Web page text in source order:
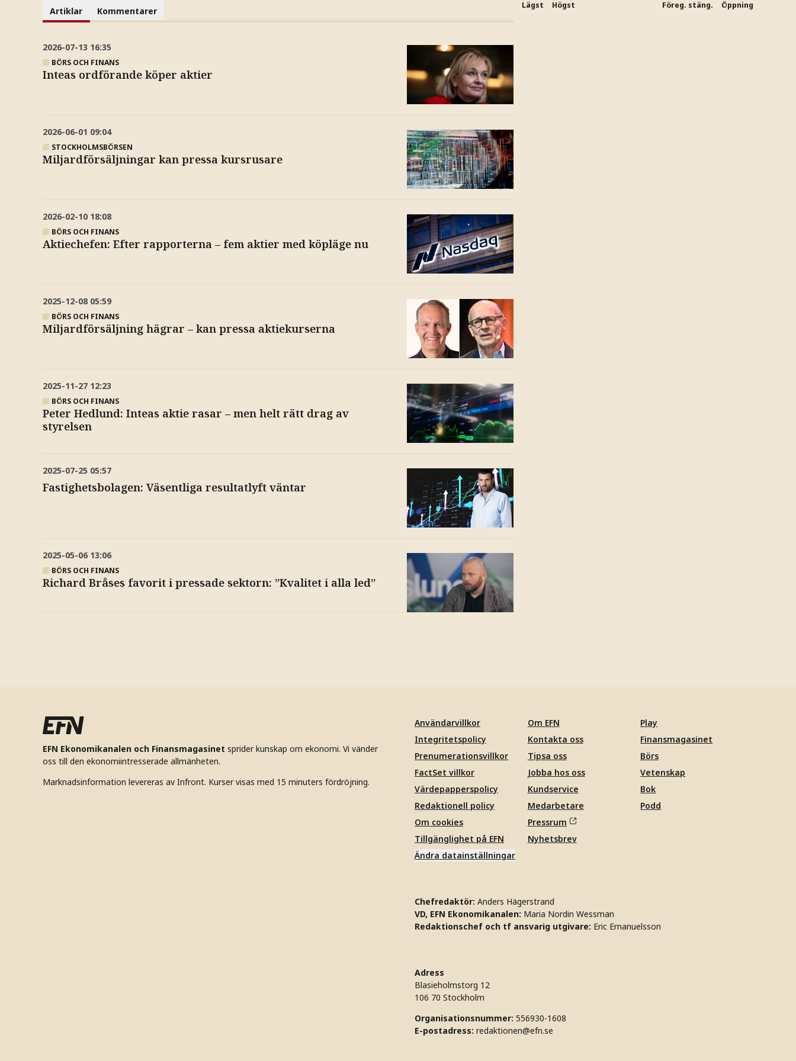
Lägst Högst Föreg. stäng. Öppning
Artiklar Kommentarer
2026-07-13 16:35
BÖRS OCH FINANS
Inteas ordförande köper aktier
2026-06-01 09:04
STOCKHOLMSBÖRSEN
Miljardförsäljningar kan pressa kursrusare
2026-02-10 18:08
BÖRS OCH FINANS
Aktiechefen: Efter rapporterna – fem aktier med köpläge nu
2025-12-08 05:59
BÖRS OCH FINANS
Miljardförsäljning hägrar – kan pressa aktiekurserna
2025-11-27 12:23
BÖRS OCH FINANS
Peter Hedlund: Inteas aktie rasar – men helt rätt drag av
styrelsen
2025-07-25 05:57
Fastighetsbolagen: Väsentliga resultatlyft väntar
2025-05-06 13:06
BÖRS OCH FINANS
Richard Bråses favorit i pressade sektorn: ”Kvalitet i alla led”
EFN Ekonomikanalen och Finansmagasinet sprider kunskap om ekonomi. Vi vänder
oss till den ekonomiintresserade allmänheten.
Marknadsinformation levereras av Infront. Kurser visas med 15 minuters fördröjning.
Användarvillkor
Integritetspolicy
Prenumerationsvillkor
FactSet villkor
Värdepapperspolicy
Redaktionell policy
Om cookies
Tillgänglighet på EFN
Ändra datainställningar
Om EFN
Kontakta oss
Tipsa oss
Jobba hos oss
Kundservice
Medarbetare
Pressrum
Nyhetsbrev
Play
Finansmagasinet
Börs
Vetenskap
Bok
Podd
Chefredaktör: Anders Hägerstrand
VD, EFN Ekonomikanalen: Maria Nordin Wessman
Redaktionschef och tf ansvarig utgivare: Eric Emanuelsson
Adress
Blasieholmstorg 12
106 70 Stockholm
Organisationsnummer: 556930-1608
E-postadress: redaktionen@efn.se